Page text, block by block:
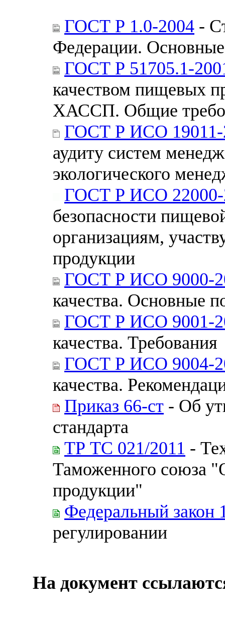
ГОСТ Р 1.0-2004 -
Федерации.
ГОСТ Р 51705.1-
качеством пищевых
ХАССП. Общие
ГОСТ Р ИСО 19011-
аудиту систем
экологического
ГОСТ Р ИСО 22000-
безопасности
организациям,
продукции
ГОСТ Р ИСО 9000-
качества. Основные
ГОСТ Р ИСО 9001-
качества. Требования
ГОСТ Р ИСО 9004-
качества.
Приказ 66-ст - Об
стандарта
ТР ТС 021/2011 -
Таможенного союза
продукции"
Федеральный закон
регулировании
На документ